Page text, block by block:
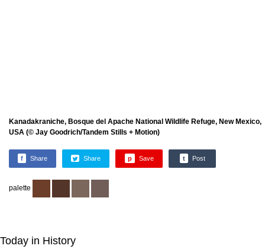
Kanadakraniche, Bosque del Apache National Wildlife Refuge, New Mexico,
USA (© Jay Goodrich/Tandem Stills + Motion)
f Share Share p Save t Post
palette
Today in History